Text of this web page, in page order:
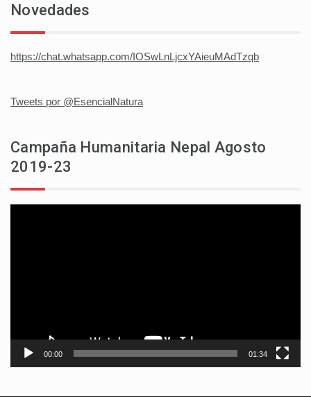
Novedades
https://chat.whatsapp.com/IOSwLnLjcxYAieuMAdTzqb
Tweets por @EsencialNatura
Campaña Humanitaria Nepal Agosto
2019-23
00:00 01:34